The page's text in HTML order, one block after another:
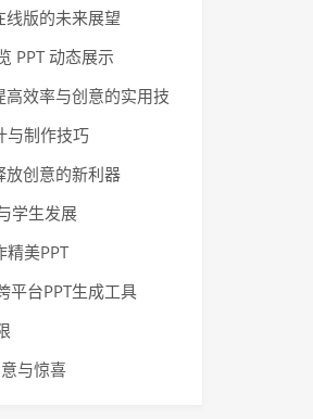
线版的未来展望
PPT 动态展示
高效率与创意的实用技
与制作技巧
放创意的新利器
学生发展
精美PPT
平台PPT生成工具
与惊喜